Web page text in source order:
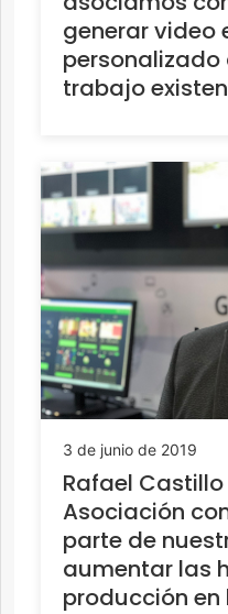
generar video
trabajo
3 de junio de 2019
Rafael Castillo
Asociación
parte de
aumentar las
producción en